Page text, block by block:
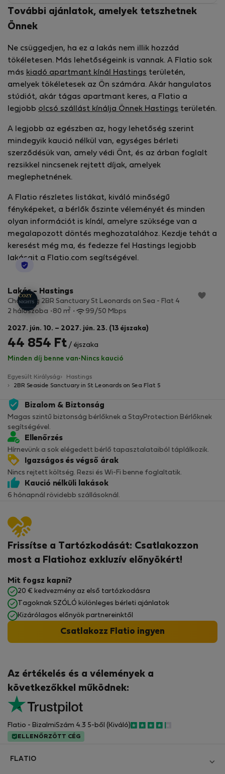
További ajánlatok, amelyek tetszhetnek
Önnek
Ne csüggedjen, ha ez a lakás nem illik hozzád
tökéletesen. Más lehetőségeink is vannak. A Flatio sok
más kiadó apartmant kínál Hastings területén,
amelyek tökéletesek az Ön számára. Akár hangulatos
stúdiót, akár tágas apartmant keres, a Flatio a
legjobb olcsó szállást kínálja Önnek Hastings területén.
A legjobb az egészben az, hogy lehetőség szerint
mindegyik kaució nélkül van, egységes bérleti
szerződésük van, amely védi Önt, és az árban foglalt
rezsikkel nincsenek rejtett díjak, amelyek
meglephetnének.
A Flatio részletes listákat, kiváló minőségű
fényképeket, a bérlők őszinte véleményét és minden
olyan információt is kínál, amelyre szüksége van a
megalapozott döntés meghozatalához. Kezdje tehát a
keresést még ma, és fedezze fel Hastings legjobb
lakásait a Flatio.com segítségével.
Lakás - Hastings
Charming 2BR Sanctuary St Leonards on Sea - Flat 4
2 hálószoba
80 m2 99/50 Mbps
2027. jún. 10. – 2027. jún. 23. (13 éjszaka)
44 854 Ft / éjszaka
Minden díj benne van· Nincs kaució
Egyesült Királyság
Hastings
2BR Seaside Sanctuary in St Leonards on Sea Flat 5
Bizalom & Biztonság
Magas szintű biztonság bérlőknek a StayProtection Bérlőknek
segítségével.
Ellenőrzés
Hírnevünk a sok elégedett bérlő tapasztalataiból táplálkozik.
Igazságos és végső árak
Nincs rejtett költség. Rezsi és Wi-Fi benne foglaltatik.
Kaució nélküli lakások
6 hónapnál rövidebb szállásoknál.
Az értékelés és a vélemények a
következőkkel működnek:
Flatio - BizalmiSzám 4.3 5-ből (Kiváló)
ELLENŐRZÖTT CÉG
Frissítse a Tartózkodását: Csatlakozzon
most a Flatiohoz exkluzív előnyökért!
Mit fogsz kapni?
20 € kedvezmény az első tartózkodásra
Tagoknak SZÓLÓ különleges bérleti ajánlatok
Kizárólagos előnyök partnereinktől
Csatlakozz Flatio ingyen
FLATIO